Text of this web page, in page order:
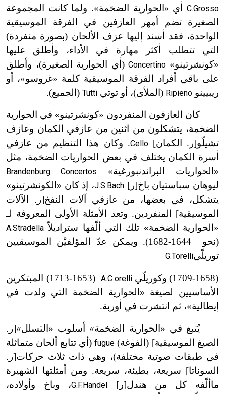
C.Grosso أي «الحوارية الضخمة». ولما كانت المجموعة
الصغيرة تضم أمهر العازفين في الفرقة الموسيقية
الواحدة، فقد أسند إليها عزف الألحان (بصورة منفردة)
التي تتطلب أكثر مهارة في الأداء، وأطلق عليها
«كونشرتينو» Concertino(أي الحوارية الصغيرة)، وأطلق
على باقي أفراد الفرقة الموسيقية كلمة «غروسو»، أو
ريبيينو Ripieno (الملأى)، أو توتي Tutti (الجميع).
كان العازفون المنفردون «كونشرتينو» في الحوارية
الضخمة، يتشكلون من اثنين من عازفي الكمان وعازف
تشيلّو[ر. الكمان]Cello. وكان هذا التنظيم من عازفي
أسرة الكمان يختلف في بعض الحواريات الضخمة، مثل
«الحواريات البراندنبورغية»
Brandenburg Concertos
ليوهان سباستيان باخ[ر] J.S.Bach، إذ كان «الكونشرتينو»
يتشكل، في بعضها، من عازفي آلات النفخ[ر. الآلات
الموسيقية] المنفردين. وتعد الأمثلة الأولى المعروفة لـ
«الحوارية الضخمة» تلك التي ألّفها ستراديلاّ A.Stradella
(نحو -
1682). ويمكن عدّ المؤلفيْن الموسيقيين
توريلّيG.Torelli
(1658-
1709
) وكوريلّي A.C orelli
(1653-1713)
المبتكرين
الأساسيين لصيغة «الحوارية الضخمة التي ولدت في
إيطالية»، ثم انتشرت في أوربة.
يُتبع في «الحوارية الضخمة» أسلوب «التسلل»[ر.
الصيغ الموسيقية] (الفوغة) fugue(أي تتابع ألحان متماثلة
في طبقات صوتية مختلفة)، وهي ذات ثلاث حركات[ر.
السوناتا] سريعة، بطيئة، سريعة. ومن أمثلتها الشهيرة
ما ألّفه كل من هندل[ر]G.F.Handel، وباخ وأولاده،